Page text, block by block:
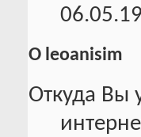
О leoanisim
Откуда Вы